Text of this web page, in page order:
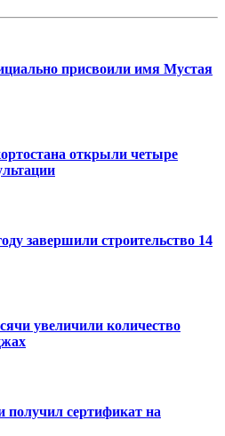
присвоили имя Мустая
открыли четыре
завершили строительство 14
увеличили количество
сертификат на